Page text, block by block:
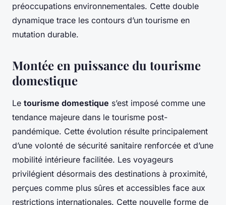
préoccupations environnementales. Cette double
dynamique trace les contours d’un tourisme en
mutation durable.
Montée en puissance du tourisme
domestique
Le tourisme domestique s’est imposé comme une
tendance majeure dans le tourisme post-
pandémique. Cette évolution résulte principalement
d’une volonté de sécurité sanitaire renforcée et d’une
mobilité intérieure facilitée. Les voyageurs
privilégient désormais des destinations à proximité,
perçues comme plus sûres et accessibles face aux
restrictions internationales. Cette nouvelle forme de